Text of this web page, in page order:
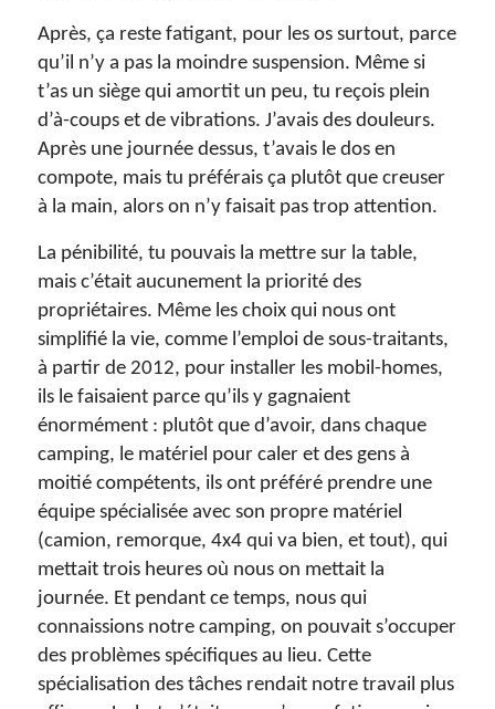
Après, ça reste fatigant, pour les os surtout, parce
qu’il n’y a pas la moindre suspension. Même si
t’as un siège qui amortit un peu, tu reçois plein
d’à-coups et de vibrations. J’avais des douleurs.
Après une journée dessus, t’avais le dos en
compote, mais tu préférais ça plutôt que creuser
à la main, alors on n’y faisait pas trop attention.
La pénibilité, tu pouvais la mettre sur la table,
mais c’était aucunement la priorité des
propriétaires. Même les choix qui nous ont
simplifié la vie, comme l’emploi de sous-traitants,
à partir de 2012, pour installer les mobil-homes,
ils le faisaient parce qu’ils y gagnaient
énormément : plutôt que d’avoir, dans chaque
camping, le matériel pour caler et des gens à
moitié compétents, ils ont préféré prendre une
équipe spécialisée avec son propre matériel
(camion, remorque, 4x4 qui va bien, et tout), qui
mettait trois heures où nous on mettait la
journée. Et pendant ce temps, nous qui
connaissions notre camping, on pouvait s’occuper
des problèmes spécifiques au lieu. Cette
spécialisation des tâches rendait notre travail plus